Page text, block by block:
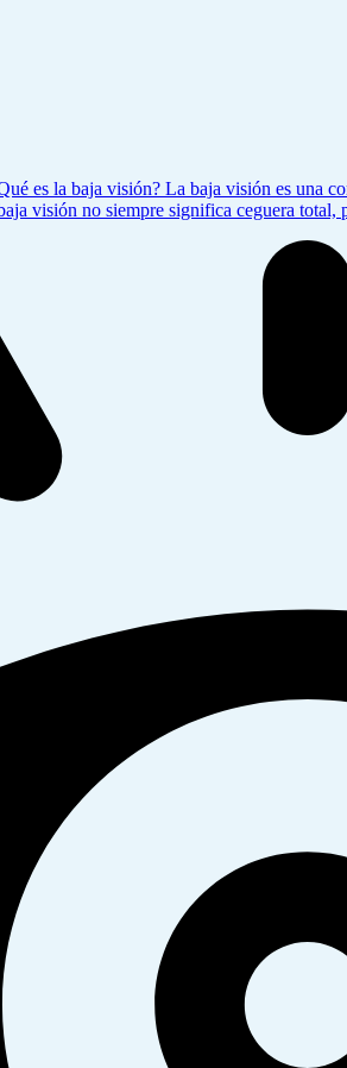
es la baja visión? La baja visión es una
visión no siempre significa ceguera